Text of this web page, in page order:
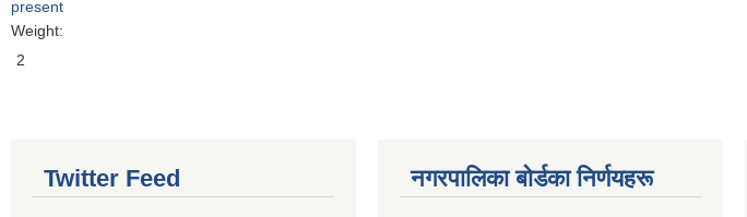
present
Weight:
2
Twitter Feed नगरपालिका बाेर्डका निर्णयहरू